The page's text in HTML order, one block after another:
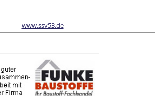
www.ssv53.de